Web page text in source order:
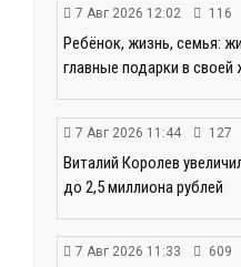
7 Авг 2026 12:02 116
Ребёнок, жизнь, семья:
главные подарки в своей
7 Авг 2026 11:44 127
Виталий Королев
до 2,5 миллиона рублей
7 Авг 2026 11:33 609